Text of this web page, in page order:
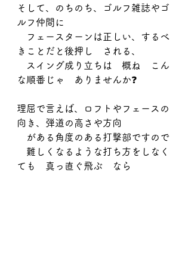
そして、のちのち、ゴルフ雑誌やゴ
ルフ仲間に
フェースターンは正しい、するべ
きことだと後押し　される、
スイング成り立ちは　概ね　こん
な順番じゃ　ありませんか❓
理屈で言えば、ロフトやフェースの
向き、弾道の高さや方向
がある角度のある打撃部ですので
難しくなるような打ち方をしなく
ても　真っ直ぐ飛ぶ　なら